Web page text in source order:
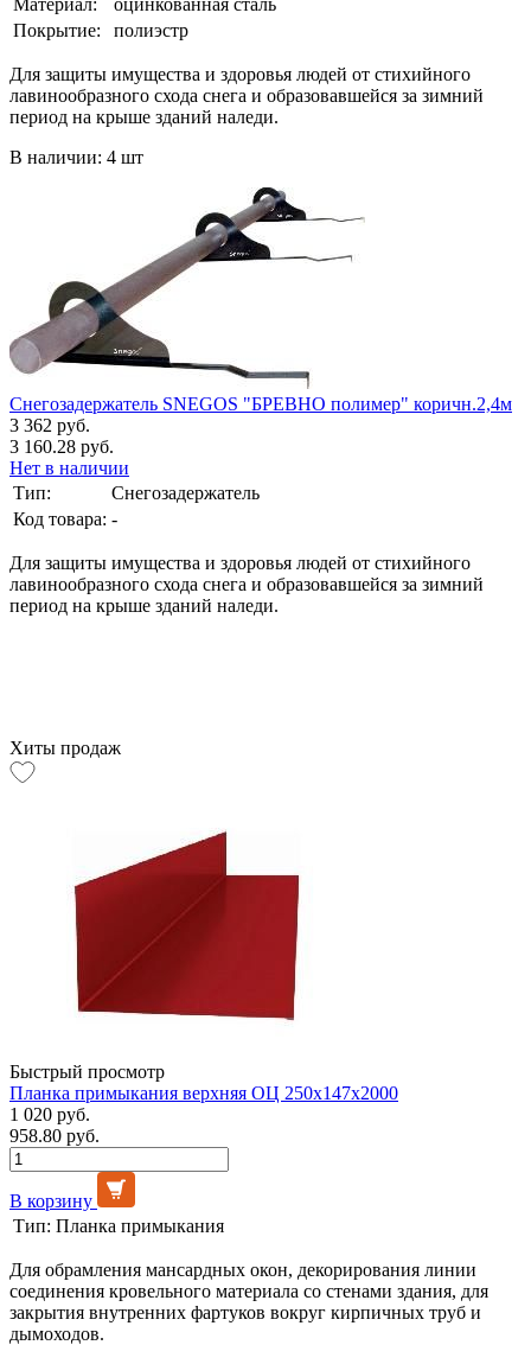
Покрытие:
полиэстр
Для защиты имущества и здоровья людей от стихийного
лавинообразного схода снега и образовавшейся за зимний
период на крыше зданий наледи.
В наличии: 4 шт
Снегозадержатель SNEGOS "БРЕВНО полимер" коричн.2,4м
3 362 руб.
3 160.28 руб.
Нет в наличии
Тип:
Снегозадержатель
Код товара: -
Для защиты имущества и здоровья людей от стихийного
лавинообразного схода снега и образовавшейся за зимний
период на крыше зданий наледи.
Хиты продаж
Быстрый просмотр
Планка примыкания верхняя ОЦ 250х147х2000
1 020 руб.
958.80 руб.
В корзину
Тип: Планка примыкания
Для обрамления мансардных окон, декорирования линии
соединения кровельного материала со стенами здания, для
закрытия внутренних фартуков вокруг кирпичных труб и
дымоходов.